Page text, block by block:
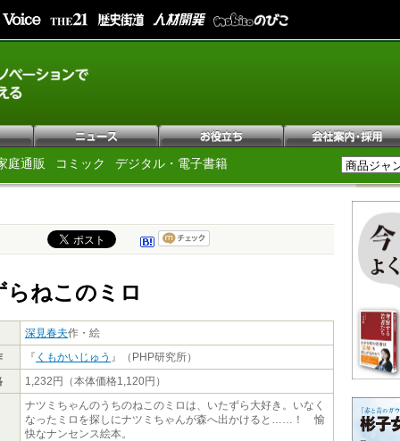
庭通販 コミック デジタル・電子書籍
らねこのミロ
深見春夫作・絵
『 くもかいじゅう 』（PHP研究所）
1,232円（本体価格1,120円）
ナツミちゃんのうちのねこのミロは、いたずら大好き。いなく
なったミロを探しにナツミちゃんが森へ出かけると……！ 愉
快なナンセンス絵本。